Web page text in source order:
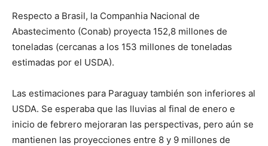
Respecto a Brasil, la Companhia Nacional de
Abastecimento (Conab) proyecta 152,8 millones de
toneladas (cercanas a los 153 millones de toneladas
estimadas por el USDA).
Las estimaciones para Paraguay también son inferiores al
USDA. Se esperaba que las lluvias al final de enero e
inicio de febrero mejoraran las perspectivas, pero aún se
mantienen las proyecciones entre 8 y 9 millones de